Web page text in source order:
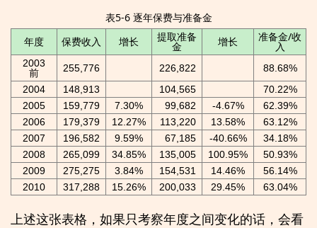
表5-6 逐年保费与准备金
年度
保费收入 增长 提取准备
金 增长 准备金/收
入
2003
前
255,776 226,822
88.68%
2004
148,913 104,565
70.22%
2005
159,779 7.30% 99,682 -4.67%
62.39%
2006
179,379 12.27% 113,220 13.58%
63.12%
2007
196,582 9.59% 67,185 -40.66%
34.18%
2008
265,099 34.85% 135,005 100.95%
50.93%
2009
275,275 3.84% 154,531 14.46%
56.14%
2010
317,288 15.26% 200,033 29.45% 63.04%
上述这张表格，如果只考察年度之间变化的话，会看